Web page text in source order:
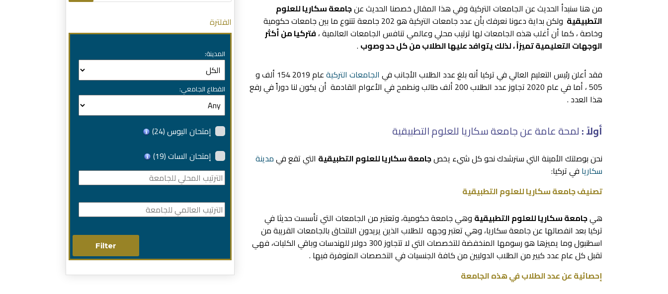
من هنا سنبدأ الحديث عن الجامعات التركية وفي هذا المقال خصصنا الحديث عنجامعة سكاريا للعلوم
التطبيقية
ولكن بداية دعونا نعرفك بأن عدد جامعات التركية هو 202 جامعة تتنوع ما بين جامعات حكومية
وخاصة ، كما أن أغلب هذه الجامعات لها ترتيب محلي وعالمي تنافس الجامعات العالمية ، فتركيا من أكثر
الوجهات التعليمية تميزاً ، لذلك يتوافد عليها الطلاب من كل حد وصوب .
فقد أعلن رئيس التعليم العالي في تركيا أنه بلغ عدد الطلاب الأجانب في الجامعات التركية
عام 2019 154 ألف و
505 ، أما في عام 2020 تجاوز عدد الطلاب 200 ألف طالب ونطمح في الأعوام القادمة أن يكون لنا دوراً في رفع
هذا العدد .
أولاً :لمحة عامة عن جامعة سكاريا للعلوم التطبيقية
نحن بوصلتك الأمينة التي سترشدك نحو كل شيء يخصجامعة سكاريا للعلوم التطبيقية التي تقع فيمدينة
سكاريا في تركيا:
تصنيف جامعة سكاريا للعلوم التطبيقية
هيجامعة سكاريا للعلوم التطبيقية وهي جامعة حكومية، وتعتبر من الجامعات التي تأسست حديثا في
تركيا بعد انفصالها عن جامعة سكاريا، وهي تعتبر وجهه للطلاب الذين يريدون الالتحاق بالجامعات القريبة من
اسطنبول وما يميزها هو رسومها المنخفضة للتخصصات التي لا تتجاوز 300 دولار للهندسات وباقي الكليات، فهي
تقبل كل عام عدد كبير من الطلاب الدوليين من كافة الجنسيات في التخصصات المتوفرة فيها .
إحصائية عن عدد الطلاب في هذه الجامعة
الفلترة
المدينة:
القطاع الجامعي:
إمتحان اليوس(24)
إمتحان السات(19)